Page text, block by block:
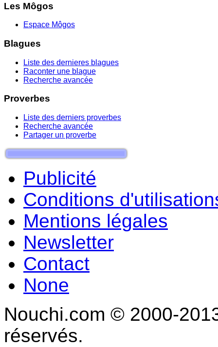
Les Môgos
Espace Môgos
Blagues
Liste des dernieres blagues
Raconter une blague
Recherche avancée
Proverbes
Liste des derniers proverbes
Recherche avancée
Partager un proverbe
Publicité
Conditions
Mentions légales
Newsletter
Contact
None
Nouchi.com © 2000-
réservés.